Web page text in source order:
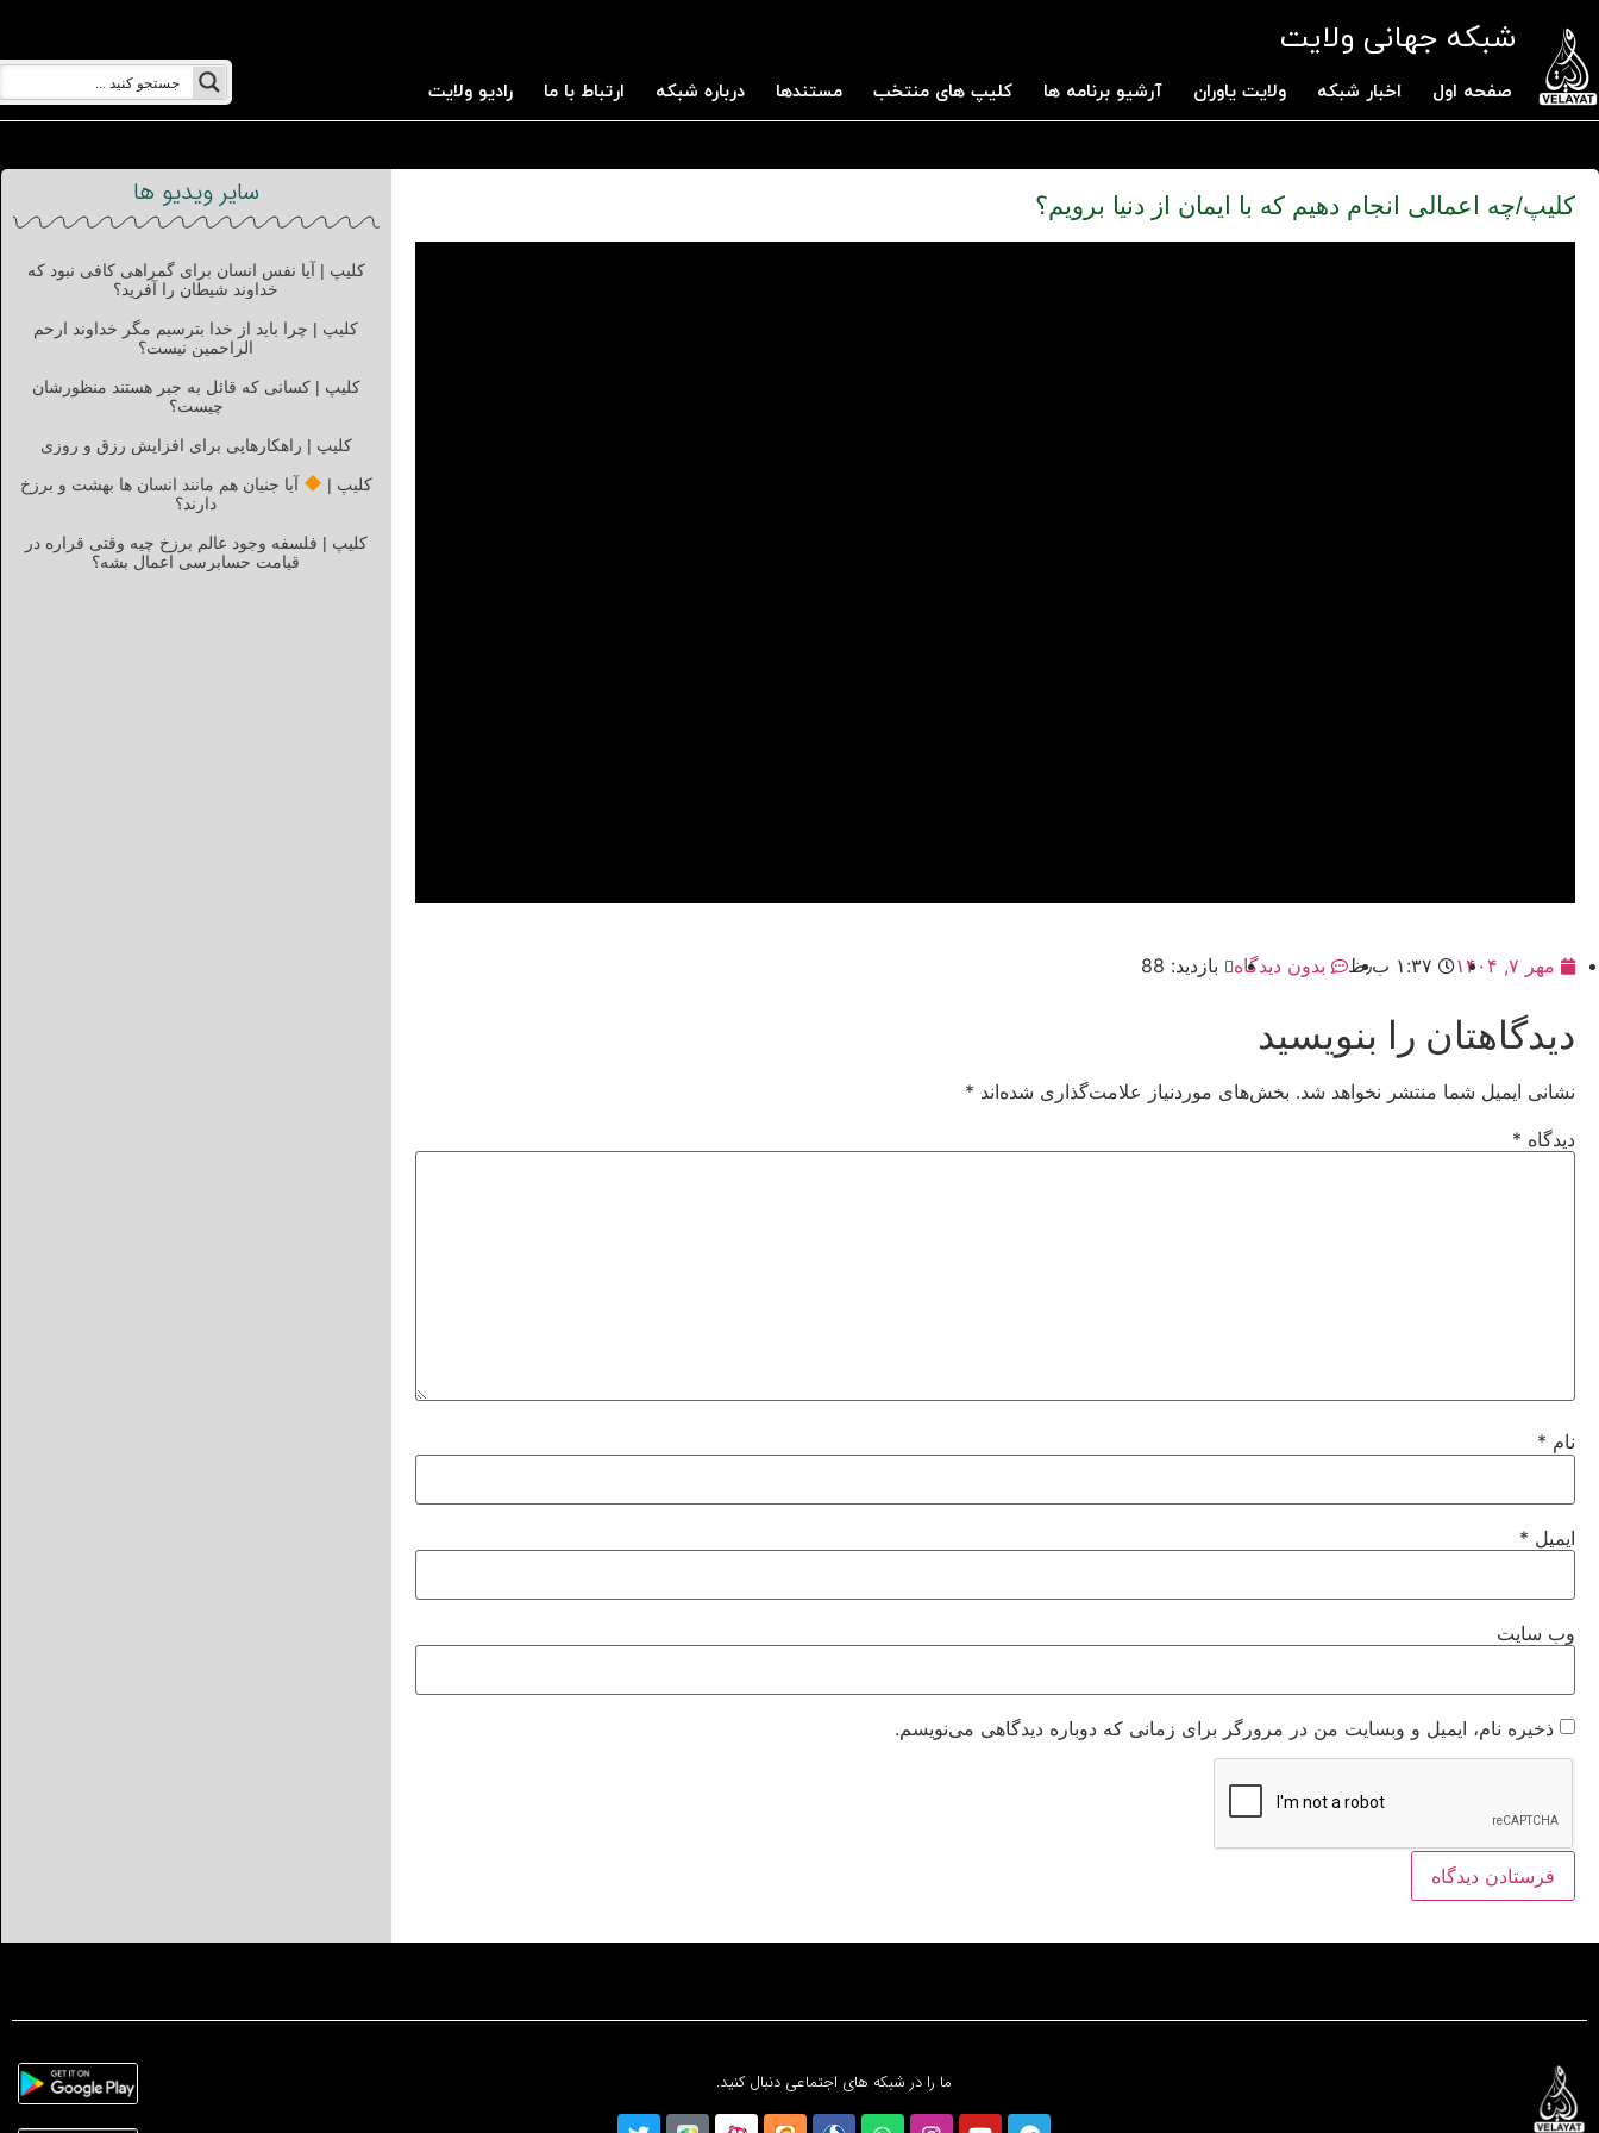
شبکه جهانی ولایت
صفحه اول اخبار شبکه ولایت یاوران آرشیو برنامه ها کلیپ های منتخب مستندها درباره شبکه ارتباط با ما رادیو ولایت
کلیپ/چه اعمالی انجام دهیم که با ایمان از دنیا برویم؟
مهر ۷, ۱۴۰۴ ۱:۳۷ ب٫ظ بدون دیدگاه بازدید: 88
دیدگاهتان را بنویسید
نشانی ایمیل شما منتشر نخواهد شد. بخش‌های موردنیاز علامت‌گذاری شده‌اند *
دیدگاه *
نام *
ایمیل *
وب‌ سایت
ذخیره نام، ایمیل و وبسایت من در مرورگر برای زمانی که دوباره دیدگاهی می‌نویسم.
سایر ویدیو ها
کلیپ | آیا نفس انسان برای گمراهی کافی نبود که
خداوند شیطان را آفرید؟
کلیپ | چرا باید از خدا بترسیم مگر خداوند ارحم
الراحمین نیست؟
کلیپ | کسانی که قائل به جبر هستند منظورشان
چیست؟
کلیپ | راهکارهایی برای افزایش رزق و روزی
کلیپ |
آیا جنیان هم مانند انسان ها بهشت و برزخ
دارند؟
کلیپ | فلسفه وجود عالم برزخ چیه وقتی قراره در
قیامت حسابرسی اعمال بشه؟
ما را در شبکه های اجتماعی دنبال کنید.